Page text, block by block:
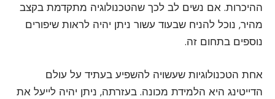
ההיכרות. אם נשים לב לכך שהטכנולוגיה מתקדמת בקצב
מהיר, נוכל להניח שבעוד עשור ניתן יהיה לראות שיפורים
נוספים בתחום זה.
אחת הטכנולוגיות שעשויה להשפיע בעתיד על עולם
הדייטינג היא הלמידת מכונה. בעזרתה, ניתן יהיה לייעל את